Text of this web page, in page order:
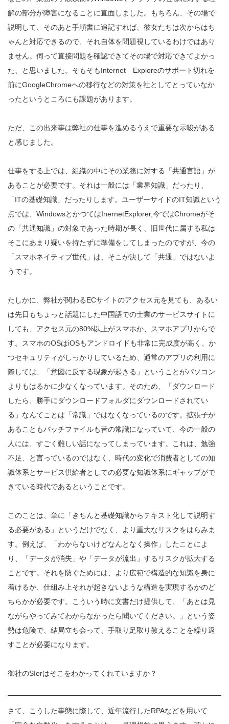
解の部分が障害になることに直面しました。もちろん、その場で
説明して、そのあと手順書に追記すれば、彼女たちは次からはち
ゃんと対応できるので、それ自体を問題視しているわけではあり
ません。伺って直接問題を確認できてその場で対応できてよかっ
た、と思いました。そもそもInternet Exploreのサポート切れを
前にGoogleChromeへの移行などの対策を社としてとっていなか
ったというところにも課題があります。
ただ、この出来事は弊社の仕事を進めるうえで重要な示唆がある
と感じました。
仕事をする上では、組織の中にその業務に対する「共通言語」が
あることが必要です。それは一般には「業界知識」だったり、
「ITの基礎知識」だったりします。ユーザーサイドのIT知識という
点では、WindowsとかつてはInernetExplorer,今ではChromeがそ
の「共通知識」の対象であった時期が長く、旧世代に属する私は
そこにあまり疑いを持たずに準備をしてしまったのですが、今の
「スマホネイティブ世代」は、そこが決して「共通」ではないよ
うです。
たしかに、弊社が関わるECサイトのアクセス元を見ても、あるい
は先日もちょっと話題にした中国語での士業のサービスサイトに
しても、アクセス元の80%以上がスマホか、スマホアプリからで
す。スマホのOSはiOSもアンドロイドも非常に完成度が高く、か
つセキュリティがしっかりしているため、通常のアプリの利用に
際しては、「意図に反する現象が起きる」ということがパソコン
よりもはるかに少なくなっています。そのため、「ダウンロード
したら、勝手にダウンロードフォルダにダウンロードされてい
る」なんてことは「常識」ではなくなっているのです。拡張子が
あることもバッチファイルも昔の常識になっていて、今の一般の
人には、すごく難しい話になってしまっています。これは、勉強
不足、と言っているのではなく、時代の変化で消費者としての知
識体系とサービス供給者としての必要な知識体系にギャップがで
きている時代であるということです。
このことは、単に「きちんと基礎知識からテキスト化して説明す
る必要がある」というだけでなく、より重大なリスクをはらみま
す。例えば、「わからないけどなんとなく操作」したことによ
り、「データが消失」や「データが流出」するリスクが拡大する
ことです。それを防ぐためには、より広範で構造的な知識を身に
着けるか、仕組み上それが起きないような構造を実現するかのど
ちらかが必要です。こういう時に文書だけ提供して、「あとは見
ながらやってみてわからなかったら聞いてください。」という姿
勢は危険で、結局立ち会って、手取り足取り教えることを繰り返
すことが必要になります。
御社のSIerはそこをわかってくれていますか？
さて、こうした事態に際して、近年流行したRPAなどを用いて